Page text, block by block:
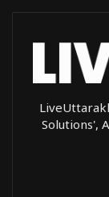
Solutions',